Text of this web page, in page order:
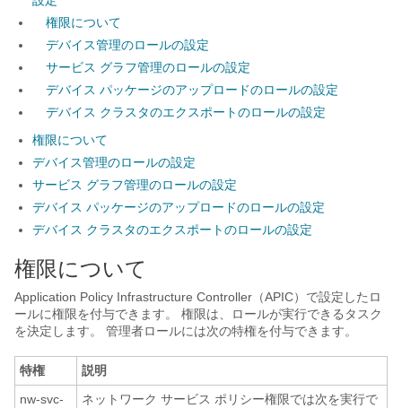
権限について
デバイス管理のロールの設定
サービス グラフ管理のロールの設定
デバイス パッケージのアップロードのロールの設定
デバイス クラスタのエクスポートのロールの設定
権限について
デバイス管理のロールの設定
サービス グラフ管理のロールの設定
デバイス パッケージのアップロードのロールの設定
デバイス クラスタのエクスポートのロールの設定
権限について
Application Policy Infrastructure Controller （APIC）で設定したロ
ールに権限を付与できます。 権限は、ロールが実行できるタスク
を決定します。 管理者ロールには次の特権を付与できます。
特権
説明
nw-svc-
ネットワーク サービス ポリシー権限では次を実行で